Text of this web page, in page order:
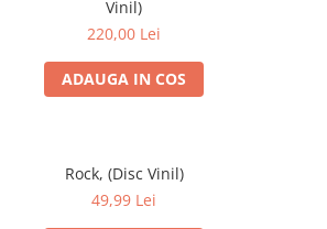
Vinil)
220,00 Lei
ADAUGA IN COS
Rock, (Disc Vinil)
49,99 Lei